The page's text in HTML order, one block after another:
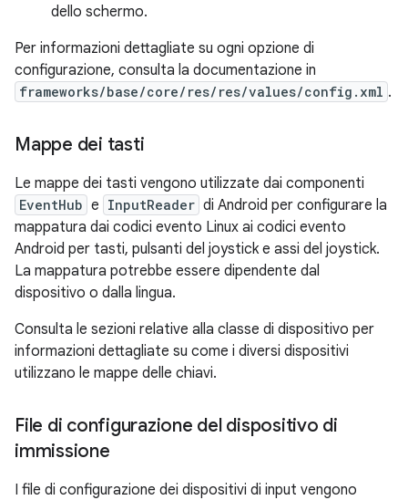
dello schermo.
Per informazioni dettagliate su ogni opzione di
configurazione, consulta la documentazione in
frameworks/base/core/res/res/values/config.xml .
Mappe dei tasti
Le mappe dei tasti vengono utilizzate dai componenti
EventHub e InputReader di Android per configurare la
mappatura dai codici evento Linux ai codici evento
Android per tasti, pulsanti del joystick e assi del joystick.
La mappatura potrebbe essere dipendente dal
dispositivo o dalla lingua.
Consulta le sezioni relative alla classe di dispositivo per
informazioni dettagliate su come i diversi dispositivi
utilizzano le mappe delle chiavi.
File di configurazione del dispositivo di
immissione
I file di configurazione dei dispositivi di input vengono